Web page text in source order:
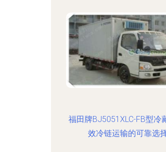
福田牌BJ5051XLC-FB型冷
效冷链运输的可靠选